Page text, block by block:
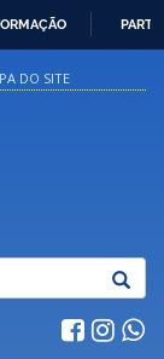
DO SITE